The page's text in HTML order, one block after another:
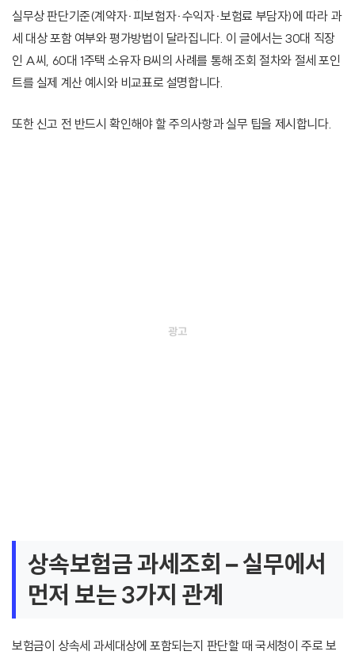
실무상 판단기준(계약자·피보험자·수익자·보험료 부담자)에 따라 과
세 대상 포함 여부와 평가방법이 달라집니다. 이 글에서는 30대 직장
인 A씨, 60대 1주택 소유자 B씨의 사례를 통해 조회 절차와 절세 포인
트를 실제 계산 예시와 비교표로 설명합니다.
또한 신고 전 반드시 확인해야 할 주의사항과 실무 팁을 제시합니다.
상속보험금 과세조회 – 실무에서
먼저 보는 3가지 관계
보험금이 상속세 과세대상에 포함되는지 판단할 때 국세청이 주로 보